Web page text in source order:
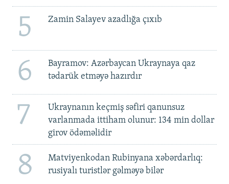
5 Zamin Salayev azadlığa çıxıb
6
Bayramov: Azərbaycan Ukraynaya qaz
tədarük etməyə hazırdır
7
Ukraynanın keçmiş səfiri qanunsuz
varlanmada ittiham olunur: 134 min dollar
girov ödəməlidir
8
Matviyenkodan Rubinyana xəbərdarlıq:
rusiyalı turistlər gəlməyə bilər